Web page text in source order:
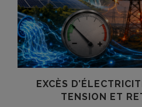
EXCÈS
TENSION ET